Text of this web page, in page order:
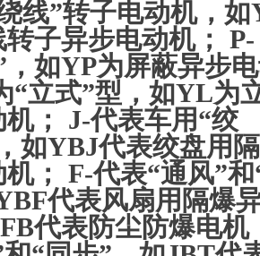
线”转子电动机，如
子异步电动机； P-
，如YP为屏蔽异步
“立式”型，如YL为
； J-代表车用“绞
如YBJ代表绞盘用
； F-代表“通风”和
代表风扇用隔爆
代表防尘防爆电机